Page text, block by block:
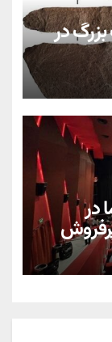
در
در